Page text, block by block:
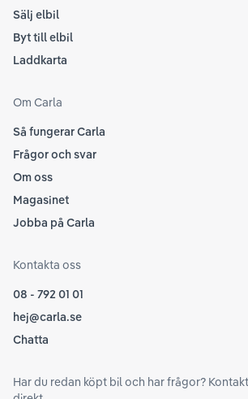
Sälj elbil
Byt till elbil
Laddkarta
Om Carla
Så fungerar Carla
Frågor och svar
Om oss
Magasinet
Jobba på Carla
Kontakta oss
08 - 792 01 01
hej@carla.se
Chatta
Har du redan köpt bil och har frågor?